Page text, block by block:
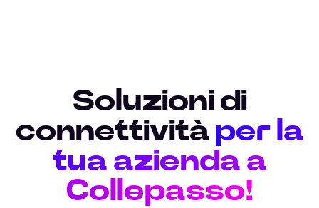
Soluzioni di
connettività per la
tua azienda a
Collepasso!